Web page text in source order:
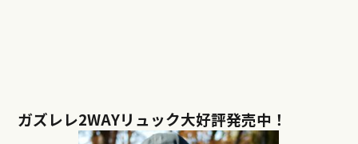
ガズレレ2WAYリュック大好評発売中！